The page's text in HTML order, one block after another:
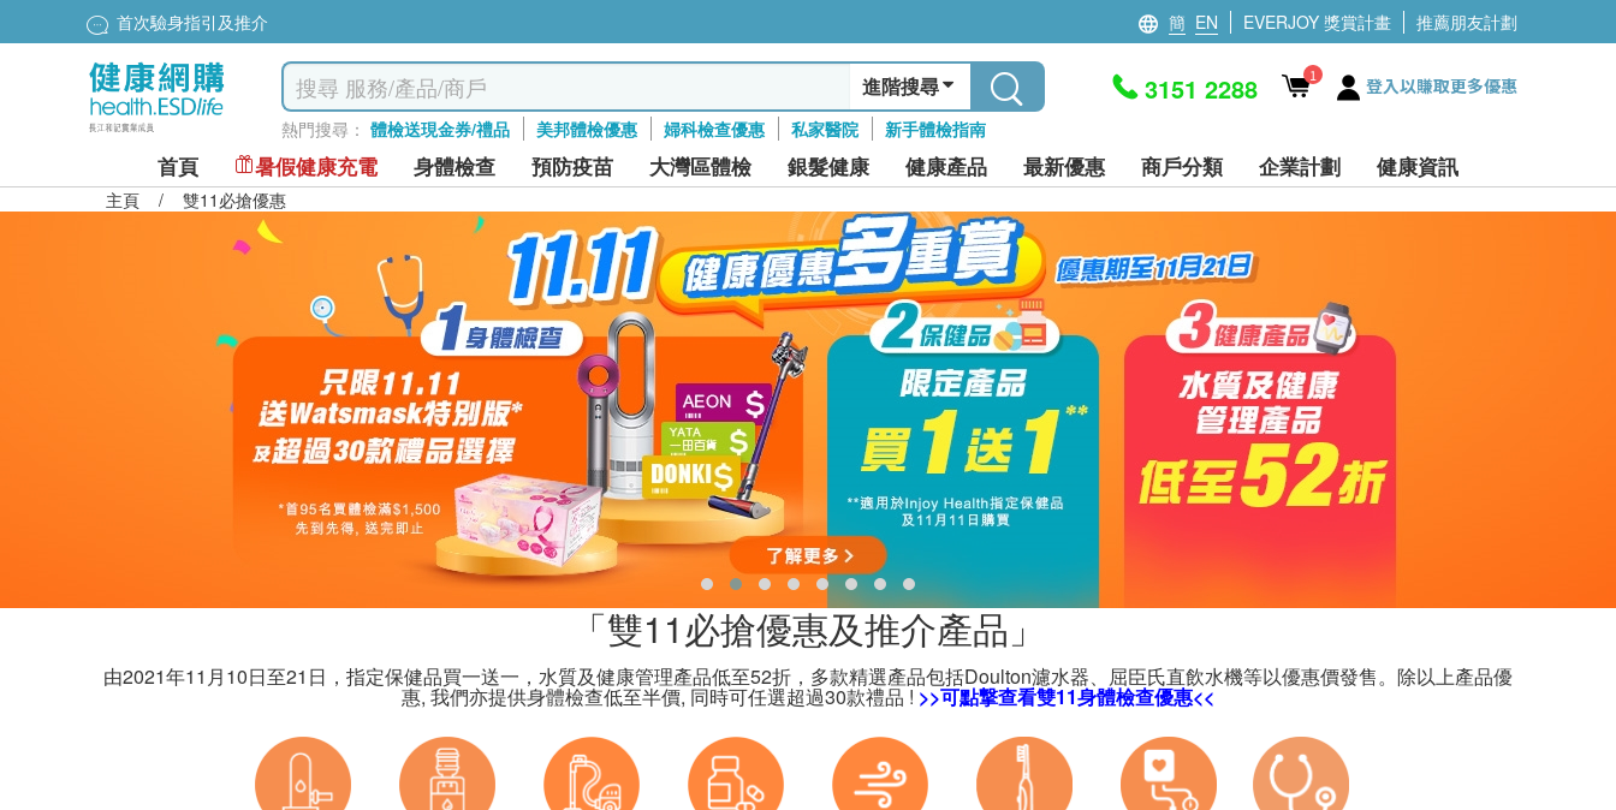
首次驗身指引及推介 簡 EN EVERJOY 獎賞計畫 推薦朋友計劃
進階搜尋
熱門搜尋： 體檢送現金券/禮品 美邦體檢優惠 婦科檢查優惠 私家醫院 新手體檢指南
3151 2288 1 登入以賺取更多優惠
首頁 暑假健康充電 身體檢查 預防疫苗 大灣區體檢 銀髮健康 健康產品 最新優惠 商戶分類 企業計劃 健康資訊
主頁 / 雙11必搶優惠
「雙11必搶優惠及推介產品」
由2021年11月10日至21日，指定保健品買一送一，水質及健康管理產品低至52折，多款精選產品包括Doulton濾水器、屈臣氏直飲水機等以優惠價發售。除以上產品優
惠, 我們亦提供身體檢查低至半價, 同時可任選超過30款禮品 ! >>可點撃查看雙11身體檢查優惠<<